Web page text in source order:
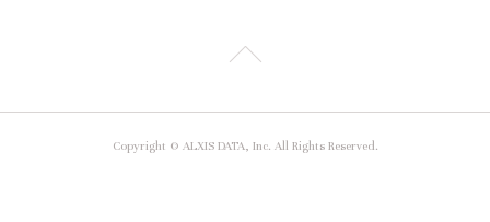
Copyright © ALXIS DATA, Inc. All Rights Reserved.